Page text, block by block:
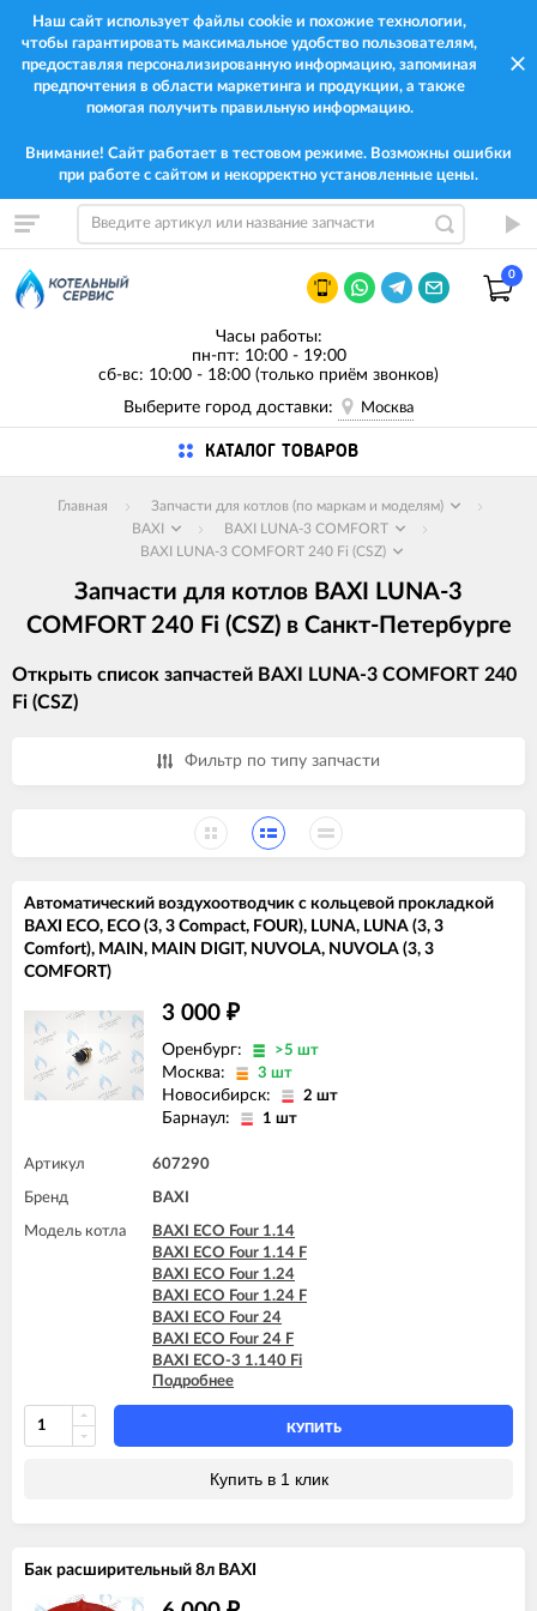
Наш сайт использует файлы cookie и похожие технологии,
чтобы гарантировать максимальное удобство пользователям,
предоставляя персонализированную информацию, запоминая
предпочтения в области маркетинга и продукции, а также
помогая получить правильную информацию.
Внимание! Сайт работает в тестовом режиме. Возможны ошибки
при работе с сайтом и некорректно установленные цены.
0
Часы работы:
пн-пт: 10:00 - 19:00
сб-вс: 10:00 - 18:00 (только приём звонков)
Выберите город доставки:
Москва
КАТАЛОГ ТОВАРОВ
Главная
Запчасти для котлов (по маркам и моделям)
BAXI
BAXI LUNA-3 COMFORT
BAXI LUNA-3 COMFORT 240 Fi (CSZ)
Запчасти для котлов BAXI LUNA-3
COMFORT 240 Fi (CSZ) в Санкт-Петербурге
Открыть список запчастей BAXI LUNA-3 COMFORT 240
Fi (CSZ)
Фильтр по типу запчасти
Автоматический воздухоотводчик с кольцевой прокладкой
BAXI ECO, ECO (3, 3 Compact, FOUR), LUNA, LUNA (3, 3
Comfort), MAIN, MAIN DIGIT, NUVOLA, NUVOLA (3, 3
COMFORT)
3 000 ₽
Оренбург: >5 шт
Москва: 3 шт
Новосибирск: 2 шт
Барнаул: 1 шт
Артикул 607290
Бренд BAXI
Модель котла
BAXI ECO Four 1.14
BAXI ECO Four 1.14 F
BAXI ECO Four 1.24
BAXI ECO Four 1.24 F
BAXI ECO Four 24
BAXI ECO Four 24 F
BAXI ECO-3 1.140 Fi
BAXI ECO-3 1.240 Fi
BAXI ECO-3 240 Fi
BAXI ECO-3 280 Fi
BAXI ECO-3 Compact 1.140 I
BAXI ECO-3 Compact 240 I
BAXI LUNA-3 1.310 Fi (CSB)
Подробнее
КУПИТЬ
Купить в 1 клик
Бак расширительный 8л BAXI